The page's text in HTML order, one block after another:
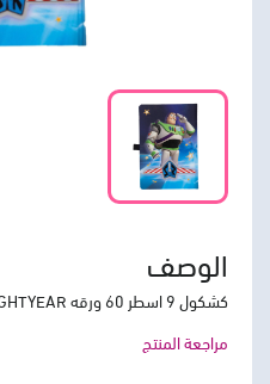
الوصف
كشكول 9 اسطر 60 ورقه A5 LIGHTYEAR
مراجعة المنتج